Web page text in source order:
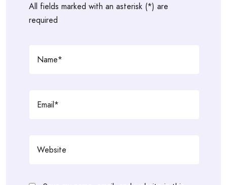
All fields marked with an asterisk (*) are
required